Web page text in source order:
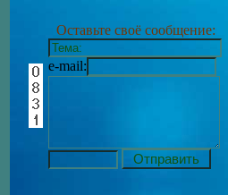
Оставьте своё сообщение:
e-mail: